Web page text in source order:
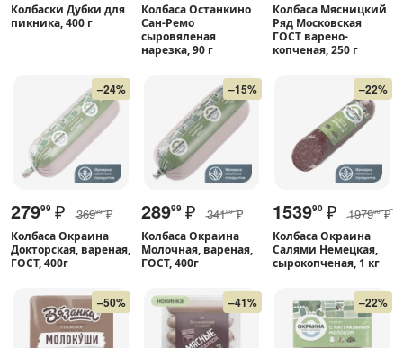
Колбаски Дубки для
пикника, 400 г
Колбаса Останкино
Сан-Ремо
сыровяленая
нарезка, 90 г
Колбаса Мясницкий
Ряд Московская
ГОСТ варено-
копченая, 250 г
–24%
27999 ₽ 36999 ₽
Колбаса Окраина
Докторская, вареная,
ГОСТ, 400г
–15%
28999 ₽ 34199 ₽
Колбаса Окраина
Молочная, вареная,
ГОСТ, 400г
–22%
153990 ₽ 197990 ₽
Колбаса Окраина
Салями Немецкая,
сырокопченая, 1 кг
–50% –41% –22%